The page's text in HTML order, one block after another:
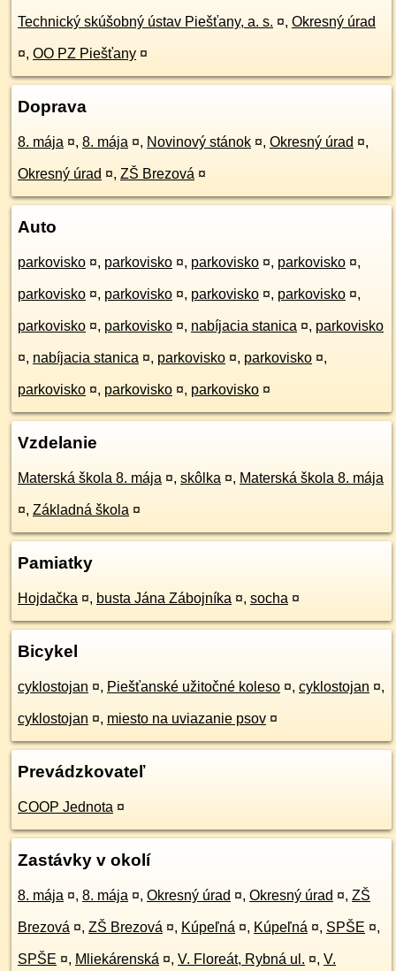
Technický skúšobný ústav Piešťany, a. s. ¤, Okresný úrad
¤, OO PZ Piešťany ¤
Doprava
8. mája ¤, 8. mája ¤, Novinový stánok ¤, Okresný úrad ¤,
Okresný úrad ¤, ZŠ Brezová ¤
Auto
parkovisko ¤, parkovisko ¤, parkovisko ¤, parkovisko ¤,
parkovisko ¤, parkovisko ¤, parkovisko ¤, parkovisko ¤,
parkovisko ¤, parkovisko ¤, nabíjacia stanica ¤, parkovisko
¤, nabíjacia stanica ¤, parkovisko ¤, parkovisko ¤,
parkovisko ¤, parkovisko ¤, parkovisko ¤
Vzdelanie
Materská škola 8. mája ¤, skôlka ¤, Materská škola 8. mája
¤, Základná škola ¤
Pamiatky
Hojdačka ¤, busta Jána Zábojníka ¤, socha ¤
Bicykel
cyklostojan ¤, Piešťanské užitočné koleso ¤, cyklostojan ¤,
cyklostojan ¤, miesto na uviazanie psov ¤
Prevádzkovateľ
COOP Jednota ¤
Zastávky v okolí
8. mája ¤, 8. mája ¤, Okresný úrad ¤, Okresný úrad ¤, ZŠ
Brezová ¤, ZŠ Brezová ¤, Kúpeľná ¤, Kúpeľná ¤, SPŠE ¤,
SPŠE ¤, Mliekárenská ¤, V. Floreát, Rybná ul. ¤, V.